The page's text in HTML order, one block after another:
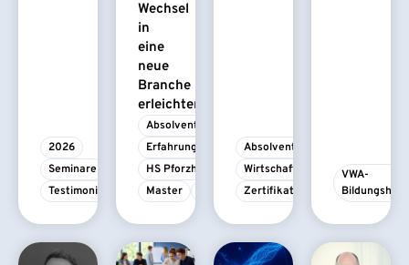
2026
Seminare
Testimonial
Wechsel
in
eine
neue
Branche
erleichtert
Absolvent/-in
Erfahrungsbericht
HS Pforzheim
Master
Absolvent/-in
Wirtschaftspsychologie
Zertifikatskurs
VWA-
Bildungshaus